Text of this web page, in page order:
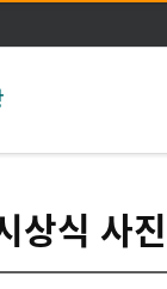
상식 사진